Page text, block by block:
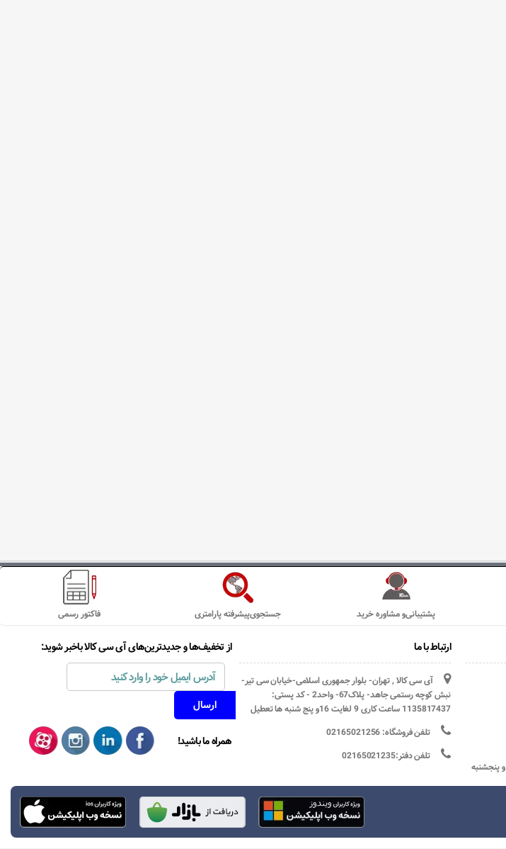
فاکتور رسمی جستجوی‌پیشرفته پارامتری پشتیبانی‌و مشاوره خرید
ساعات کاری: روز های‌شنبه تا چهار شنبه 9 تا 18 و پنجشنبه
ارتباط با ما
آی سی کالا , تهران- بلوار جمهوری اسلامی-خیابان سی تیر-
نبش کوچه رستمی جاهد- پلاک67- واحد2 - کد پستی:
1135817437 ساعت کاری 9 لغایت 16و پنج شنبه ها تعطیل
تلفن فروشگاه: 02165021256
تلفن دفتر:02165021235
از تخفیف‌ها و جدیدترین‌های آی سی کالا باخبر شوید:
همراه ما باشید!